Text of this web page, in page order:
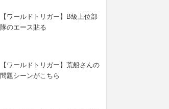
【ワールドトリガー】B級上位部
隊のエース貼る
【ワールドトリガー】荒船さんの
問題シーンがこちら